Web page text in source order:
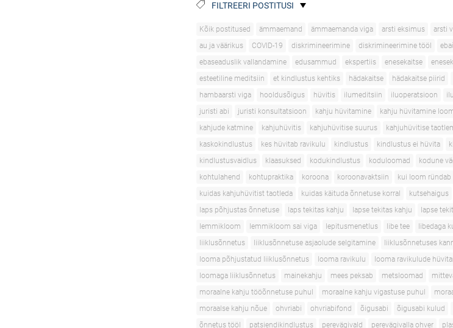
FILTREERI POSTITUSI
Kõik postitused ämmaemand ämmaemanda viga arsti eksimus arsti
au ja väärikus
COVID-19 diskrimineerimine diskrimineerimine tööl
ebaseaduslik vallandamine
edusammud ekspertiis enesekaitse
esteetiline meditsiin
et kindlustus kehtiks hädakaitse hädakaitse piirid
hambaarsti viga
hooldusõigus hüvitis ilumeditsiin iluoperatsioon
juristi abi
juristi konsultatsioon kahju hüvitamine kahju hüvitamine
kahjude katmine
kahjuhüvitis kahjuhüvitise suurus kahjuhüvitise
kaskokindlustus
kes hüvitab ravikulu kindlustus kindlustus ei hüvita
kindlustusvaidlus
klaasuksed kodukindlustus koduloomad kodune
kohtulahend
kohtupraktika koroona koroonavaktsiin kui loom ründab
kuidas kahjuhüvitist taotleda
kuidas käituda õnnetuse korral kutsehaigus
laps põhjustas õnnetuse
laps tekitas kahju lapse tekitas kahju lapse
lemmikloom
lemmikloom sai viga lepitusmenetlus libe tee libedaga
liiklusõnnetus
liiklusõnnetuse asjaolude selgitamine liiklusõnnetuses
looma põhjustatud liiklusõnnetus
looma ravikulu looma ravikulude
loomaga liiklusõnnetus
mainekahju mees peksab metsloomad
moraalne kahju tööõnnetuse puhul
moraalne kahju vigastuse puhul
moraalse kahju nõue
ohvriabi ohvriabifond õigusabi õigusabi kulud
õnnetus tööl
patsiendikindlustus perevägivald perevägivalla ohver